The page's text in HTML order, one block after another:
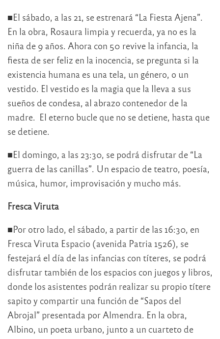
■El sábado, a las 21, se estrenará “La Fiesta Ajena”.
En la obra, Rosaura limpia y recuerda, ya no es la
niña de 9 años. Ahora con 50 revive la infancia, la
fiesta de ser feliz en la inocencia, se pregunta si la
existencia humana es una tela, un género, o un
vestido. El vestido es la magia que la lleva a sus
sueños de condesa, al abrazo contenedor de la
madre. El eterno bucle que no se detiene, hasta que
se detiene.
■El domingo, a las 23:30, se podrá disfrutar de “La
guerra de las canillas”. Un espacio de teatro, poesía,
música, humor, improvisación y mucho más.
Fresca Viruta
■Por otro lado, el sábado, a partir de las 16:30, en
Fresca Viruta Espacio (avenida Patria 1526), se
festejará el día de las infancias con títeres, se podrá
disfrutar también de los espacios con juegos y libros,
donde los asistentes podrán realizar su propio títere
sapito y compartir una función de “Sapos del
Abrojal” presentada por Almendra. En la obra,
Albino, un poeta urbano, junto a un cuarteto de